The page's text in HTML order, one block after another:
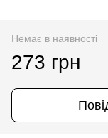
Немає в наявності
273 грн